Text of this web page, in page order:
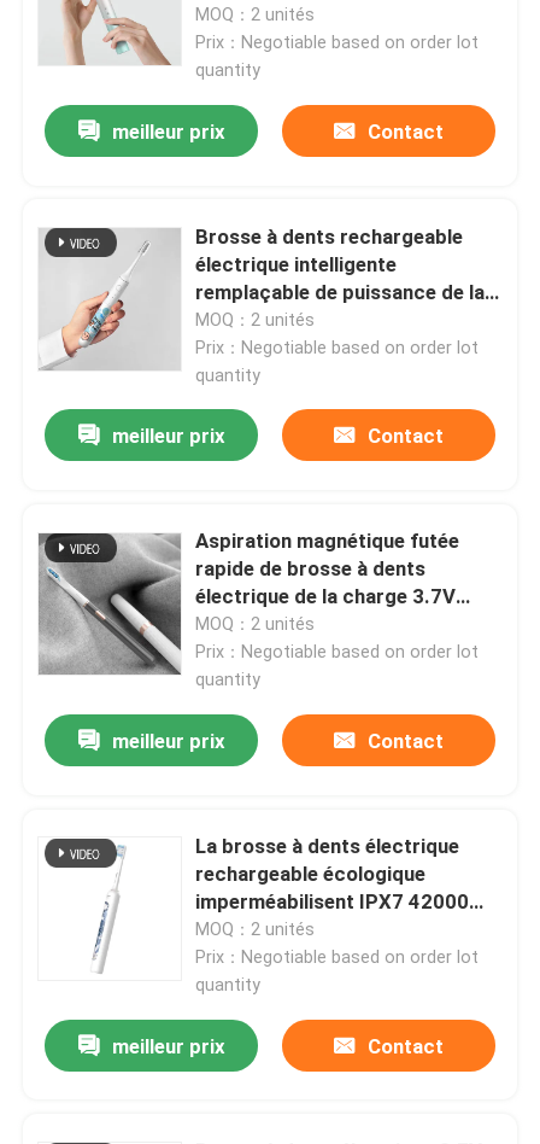
MOQ：2 unités
Prix：Negotiable based on order lot
quantity
meilleur prix Contact
Brosse à dents rechargeable
électrique intelligente
remplaçable de puissance de la
brosse à dents IPX7
MOQ：2 unités
Prix：Negotiable based on order lot
quantity
meilleur prix Contact
Aspiration magnétique futée
rapide de brosse à dents
électrique de la charge 3.7V
avec 3 modes
MOQ：2 unités
Prix：Negotiable based on order lot
quantity
meilleur prix Contact
La brosse à dents électrique
rechargeable écologique
imperméabilisent IPX7 42000
VPM
MOQ：2 unités
Prix：Negotiable based on order lot
quantity
meilleur prix Contact